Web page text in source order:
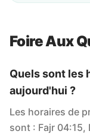
Foire Aux
Quels sont les
aujourd'hui ?
Les horaires de
sont : Fajr 04:15,